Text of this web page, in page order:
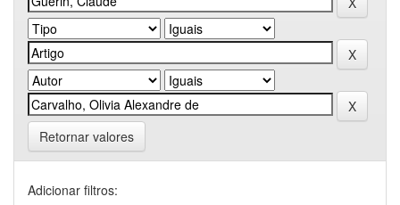
Retornar valores
Adicionar filtros: